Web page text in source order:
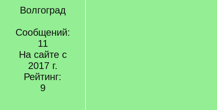
Волгоград
Сообщений:
11
На сайте с
2017 г.
Рейтинг:
9